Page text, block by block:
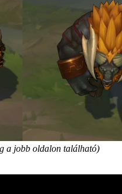
a jobb oldalon található)